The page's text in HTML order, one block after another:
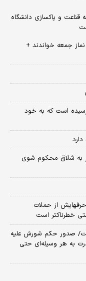
و پاکسازی دانشگاه
جمعه خواندند +
رسیده است که به خود
به شلاق محکوم شوی
از حملات
خطرناکتر است
صدور حکم شورش علیه
به هر وسیله‌ای حتی